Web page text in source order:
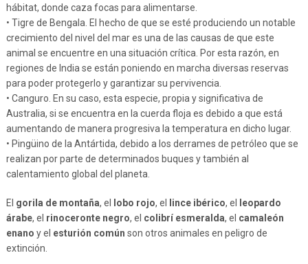
hábitat, donde caza focas para alimentarse.
• Tigre de Bengala. El hecho de que se esté produciendo un notable
crecimiento del nivel del mar es una de las causas de que este
animal se encuentre en una situación crítica. Por esta razón, en
regiones de India se están poniendo en marcha diversas reservas
para poder protegerlo y garantizar su pervivencia.
• Canguro. En su caso, esta especie, propia y significativa de
Australia, si se encuentra en la cuerda floja es debido a que está
aumentando de manera progresiva la temperatura en dicho lugar.
• Pingüino de la Antártida, debido a los derrames de petróleo que se
realizan por parte de determinados buques y también al
calentamiento global del planeta.
El gorila de montaña, el lobo rojo, el lince ibérico, el
leopardo
árabe, el rinoceronte negro, el colibrí esmeralda, el camaleón
enano y el esturión común son otros animales en peligro de
extinción.